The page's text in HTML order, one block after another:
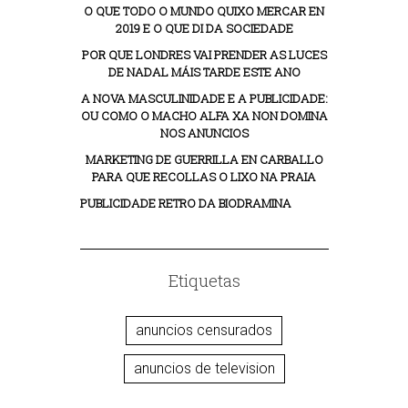
O QUE TODO O MUNDO QUIXO MERCAR EN
2019 E O QUE DI DA SOCIEDADE
POR QUE LONDRES VAI PRENDER AS LUCES
DE NADAL MÁIS TARDE ESTE ANO
A NOVA MASCULINIDADE E A PUBLICIDADE:
OU COMO O MACHO ALFA XA NON DOMINA
NOS ANUNCIOS
MARKETING DE GUERRILLA EN CARBALLO
PARA QUE RECOLLAS O LIXO NA PRAIA
PUBLICIDADE RETRO DA BIODRAMINA
Etiquetas
anuncios censurados
anuncios de television